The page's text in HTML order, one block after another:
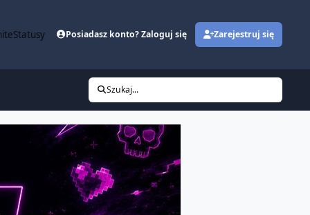
Statusy Posiadasz konto? Zaloguj się Zarejestruj się
Szukaj...